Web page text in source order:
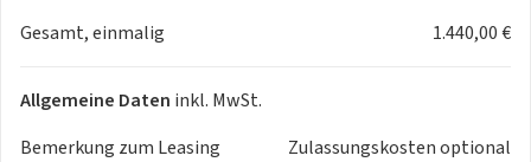
- Kopfairbag
- Notrufsystem
- Isofix Beifahrersitz
Entertainment
Gesamt, einmalig
1.440,00 €
Allgemeine Daten inkl. MwSt.
Bemerkung zum Leasing
Zulassungskosten optional